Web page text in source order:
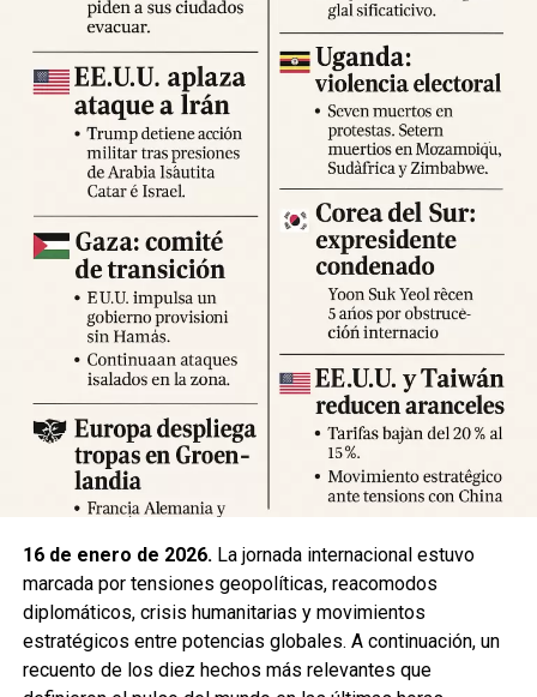
Expertos advierten sobre la posibilidad de réplicas
significativas y llaman a mantener la calma y preparar
suministros básicos. Las autoridades locales han
habilitado centros de atención para damnificados y piden a
la ciudadanía priorizar la seguridad y la cooperación con
los equipos de respuesta.
Fuente: 5to Poder Agencia de Noticias
16 de enero de 2026.La jornada internacional estuvo
marcada por tensiones geopolíticas, reacomodos
diplomáticos, crisis humanitarias y movimientos
estratégicos entre potencias globales. A continuación, un
recuento de los diez hechos más relevantes que